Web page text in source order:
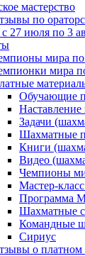
мастерство
по
27 июля по 3
мира
мира
Обучающие
Задачи
Шахматные
Книги
Видео
Чемпионы
Мастер-
Программа
Шахматные
Командные
Сириус
о платном